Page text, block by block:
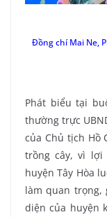
Đồng chí Mai Ne,
Phát biểu tại
thường trực
của Chủ tịch Hồ
trồng cây, vì lợi
huyện Tây Hòa
làm quan
diện của huyện